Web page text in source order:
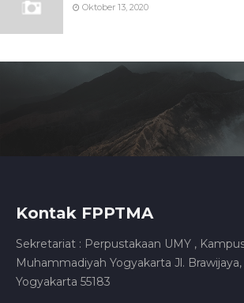
Oktober 13, 2020
Kontak FPPTMA
Sekretariat : Perpustakaan UMY ,
Muhammadiyah Yogyakarta Jl.
Yogyakarta 55183